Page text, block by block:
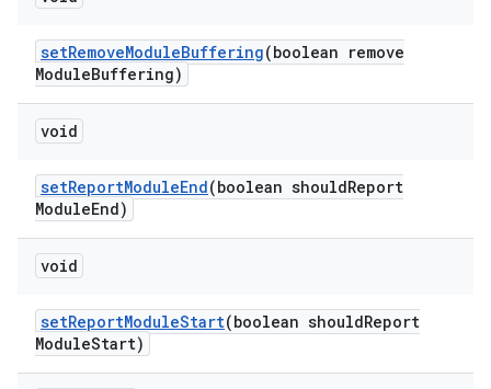
setRemoveModuleBuffering(boolean remove
ModuleBuffering)
void
setReportModuleEnd(boolean shouldReport
ModuleEnd)
void
setReportModuleStart(boolean shouldReport
ModuleStart)